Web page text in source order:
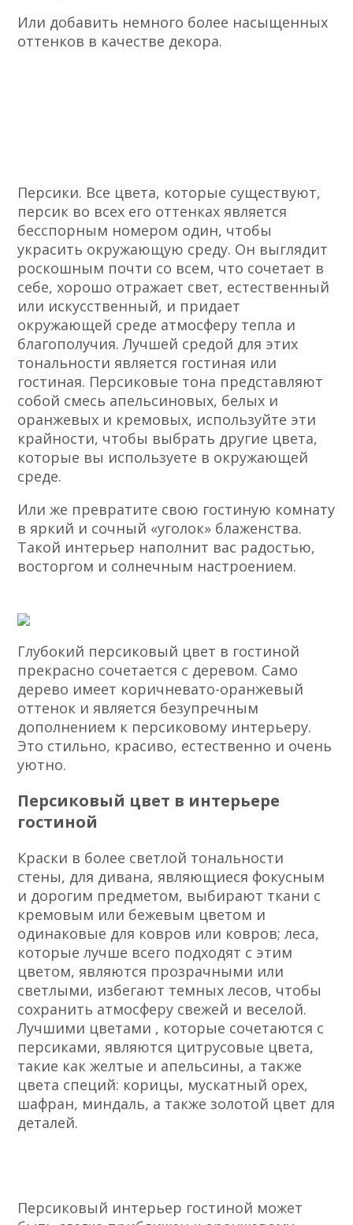
Или добавить немного более насыщенных
оттенков в качестве декора.
Персики. Все цвета, которые существуют,
персик во всех его оттенках является
бесспорным номером один, чтобы
украсить окружающую среду. Он выглядит
роскошным почти со всем, что сочетает в
себе, хорошо отражает свет, естественный
или искусственный, и придает
окружающей среде атмосферу тепла и
благополучия. Лучшей средой для этих
тональности является гостиная или
гостиная. Персиковые тона представляют
собой смесь апельсиновых, белых и
оранжевых и кремовых, используйте эти
крайности, чтобы выбрать другие цвета,
которые вы используете в окружающей
среде.
Или же превратите свою гостиную комнату
в яркий и сочный «уголок» блаженства.
Такой интерьер наполнит вас радостью,
восторгом и солнечным настроением.
Глубокий персиковый цвет в гостиной
прекрасно сочетается с деревом. Само
дерево имеет коричневато-оранжевый
оттенок и является безупречным
дополнением к персиковому интерьеру.
Это стильно, красиво, естественно и очень
уютно.
Персиковый цвет в интерьере
гостиной
Краски в более светлой тональности
стены, для дивана, являющиеся фокусным
и дорогим предметом, выбирают ткани с
кремовым или бежевым цветом и
одинаковые для ковров или ковров; леса,
которые лучше всего подходят с этим
цветом, являются прозрачными или
светлыми, избегают темных лесов, чтобы
сохранить атмосферу свежей и веселой.
Лучшими цветами , которые сочетаются с
персиками, являются цитрусовые цвета,
такие как желтые и апельсины, а также
цвета специй: корицы, мускатный орех,
шафран, миндаль, а также золотой цвет для
деталей.
Персиковый интерьер гостиной может